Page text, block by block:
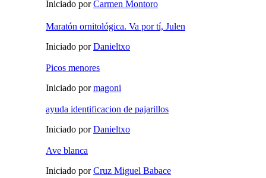
Iniciado porCarmen Montoro
Maratón ornitológica. Va por tí, Julen
Iniciado porDanieltxo
Picos menores
Iniciado pormagoni
ayuda identificacion de pajarillos
Iniciado porDanieltxo
Ave blanca
Iniciado porCruz Miguel Babace